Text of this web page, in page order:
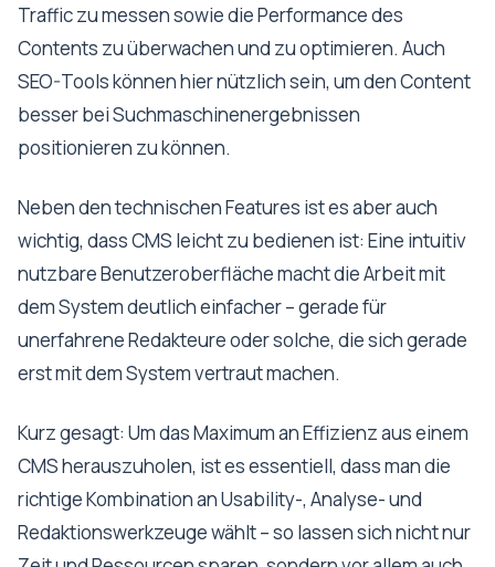
Traffic zu messen sowie die Performance des
Contents zu überwachen und zu optimieren. Auch
SEO-Tools können hier nützlich sein, um den Content
besser bei Suchmaschinenergebnissen
positionieren zu können.
Neben den technischen Features ist es aber auch
wichtig, dass CMS leicht zu bedienen ist: Eine intuitiv
nutzbare Benutzeroberfläche macht die Arbeit mit
dem System deutlich einfacher – gerade für
unerfahrene Redakteure oder solche, die sich gerade
erst mit dem System vertraut machen.
Kurz gesagt: Um das Maximum an Effizienz aus einem
CMS herauszuholen, ist es essentiell, dass man die
richtige Kombination an Usability-, Analyse- und
Redaktionswerkzeuge wählt – so lassen sich nicht nur